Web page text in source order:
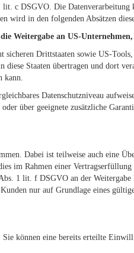
DSGVO. Die Datenverarbeitung
in den folgenden Absätzen
Weitergabe an US-
Drittstaaten sowie US-
Staaten übertragen und dort
kann.
Datenschutzniveau
über geeignete zusätzliche
Dabei ist teilweise auch eine
im Rahmen einer
1 lit. f DSGVO an der
nur auf Grundlage eines
können eine bereits erteilte